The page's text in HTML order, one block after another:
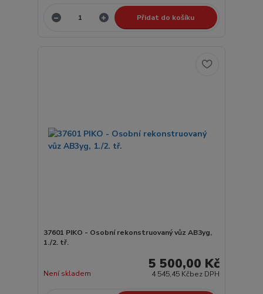
Přidat do košíku
37601 PIKO - Osobní rekonstruovaný vůz AB3yg,
1./2. tř.
5 500,00 Kč
4 545,45 Kčbez DPH
Není skladem